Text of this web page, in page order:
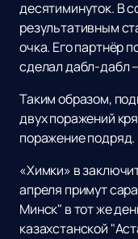
десятиминуток. В
результативным
очка. Его партнёр
сделал дабл-дабл –
Таким образом,
двух поражений
поражение подряд.
«Химки» в
апреля примут
Минск" в тот же
казахстанской